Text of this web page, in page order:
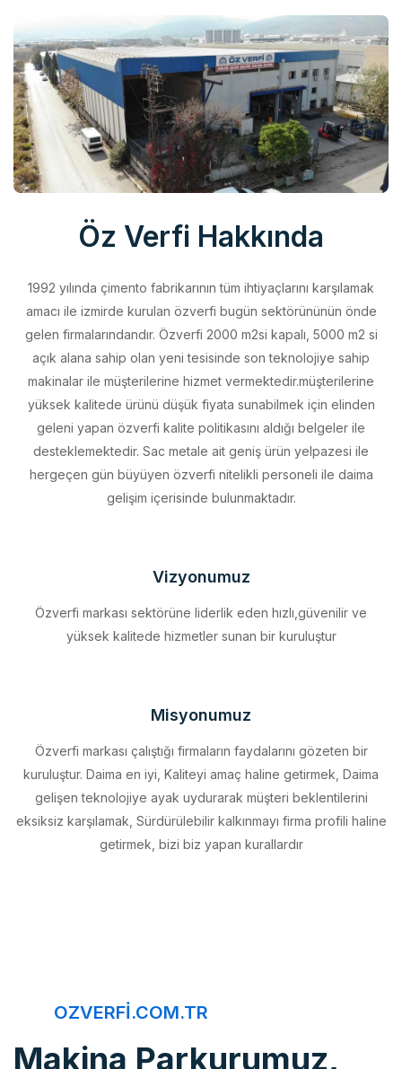
Öz Verfi Hakkında
1992 yılında çimento fabrikarının tüm ihtiyaçlarını karşılamak
gelen firmalarındandır. Özverfi 2000 m2si kapalı, 5000 m2 si
açık alana sahip olan yeni tesisinde son teknolojiye sahip
makinalar ile müşterilerine hizmet vermektedir.müşterilerine
yüksek kalitede ürünü düşük fiyata sunabilmek için elinden
geleni yapan özverfi kalite politikasını aldığı belgeler ile
desteklemektedir. Sac metale ait geniş ürün yelpazesi ile
hergeçen gün büyüyen özverfi nitelikli personeli ile daima
gelişim içerisinde bulunmaktadır.
Özverfi markası sektörüne liderlik eden hızlı,güvenilir ve
Özverfi markası çalıştığı firmaların faydalarını gözeten bir
gelişen teknolojiye ayak uydurarak müşteri beklentilerini
eksiksiz karşılamak, Sürdürülebilir kalkınmayı firma profili haline
getirmek, bizi biz yapan kurallardır
Makina Parkurumuz,